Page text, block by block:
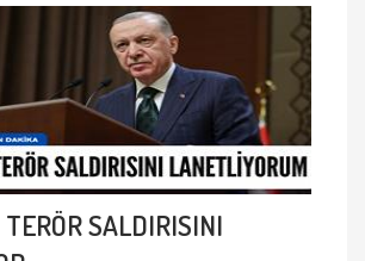
TERÖR SALDIRISINI